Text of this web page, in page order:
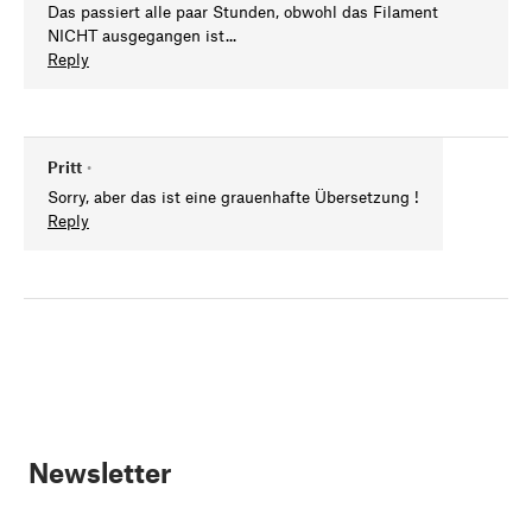
Das passiert alle paar Stunden, obwohl das Filament
NICHT ausgegangen ist...
Reply
Pritt •
Sorry, aber das ist eine grauenhafte Übersetzung !
Reply
Newsletter